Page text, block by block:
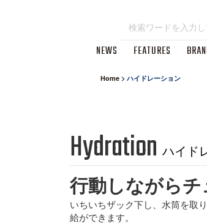
NEWS FEATURES
Home >ハイドレーション
Hydration ハイド
行動しながらチ
いちいちザック下し、水筒を取
給ができます。